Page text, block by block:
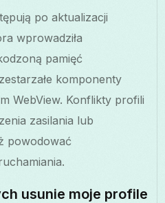
po aktualizacji
wprowadziła
pamięć
komponenty
WebView. Konflikty profili
zasilania lub
powodować
usunie moje profile